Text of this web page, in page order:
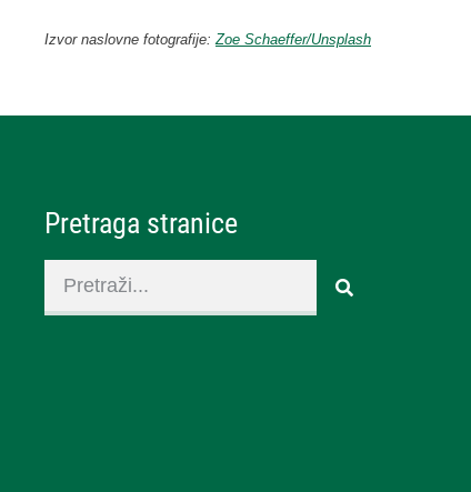
Izvor naslovne fotografije: Zoe Schaeffer/Unsplash
Pretraga stranice